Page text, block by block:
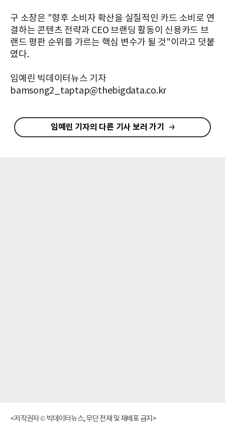
구 소장은 "향후 소비자 확산을 실질적인 카드 소비로 연
결하는 콘텐츠 전략과 CEO 브랜딩 활동이 신용카드 브
랜드 평판 순위를 가르는 핵심 변수가 될 것"이라고 덧붙
였다.
임예린 빅데이터뉴스 기자
bamsong2_taptap@thebigdata.co.kr
임예린 기자의 다른 기사 보러 가기
<저작권자 © 빅데이터뉴스, 무단 전재 및 재배포 금지>